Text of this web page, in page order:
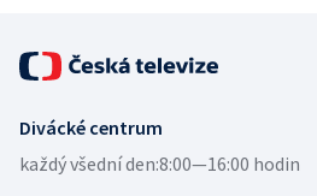
Divácké centrum
každý všední den:8:00—16:00 hodin